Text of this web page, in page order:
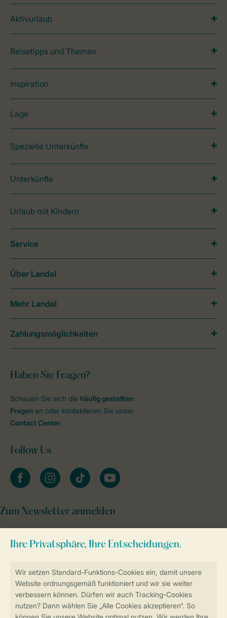
Sicher und schnell zur Online-Buchung
Aktivurlaub
Reisetipps und Themen
Inspiration
Lage
Spezielle Unterkünfte
Unterkünfte
Urlaub mit Kindern
Haben Sie Fragen?
Schauen Sie sich die häufig gestellten
Fragen an oder kontaktieren Sie unser
Contact Center.
Follow Us
facebookinstagramtiktok youtube
Zum Newsletter anmelden
Service
Über Landal
Mehr Landal
Zahlungsmöglichkeiten